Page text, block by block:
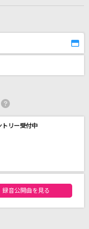
リー受付中
ランキング
録音公開曲を見る